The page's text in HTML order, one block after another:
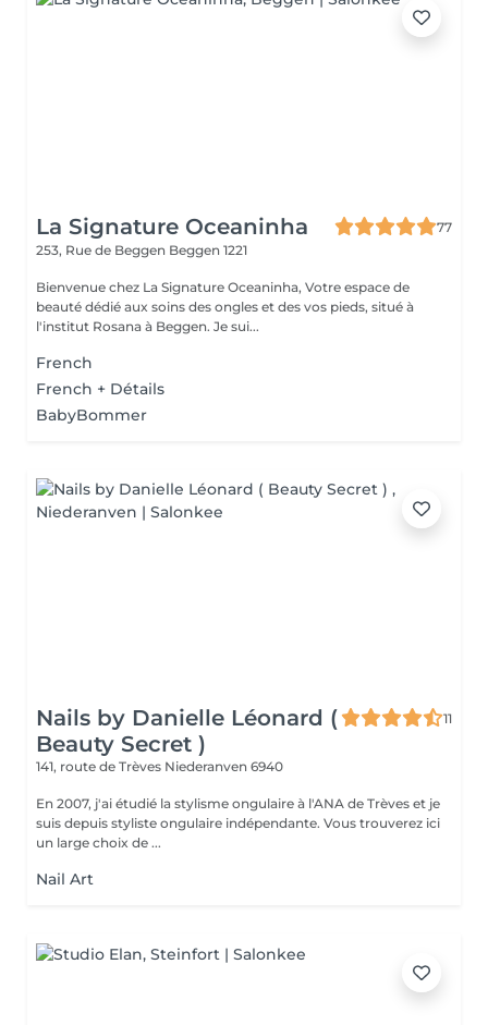
La Signature Oceaninha
77
253, Rue de Beggen Beggen 1221
Bienvenue chez La Signature Oceaninha, Votre espace de
beauté dédié aux soins des ongles et des vos pieds, situé à
l'institut Rosana à Beggen. Je sui...
French
French + Détails
BabyBommer
Nails by Danielle Léonard (
Beauty Secret )
11
141, route de Trèves Niederanven 6940
En 2007, j'ai étudié la stylisme ongulaire à l'ANA de Trèves et je
suis depuis styliste ongulaire indépendante. Vous trouverez ici
un large choix de ...
Nail Art